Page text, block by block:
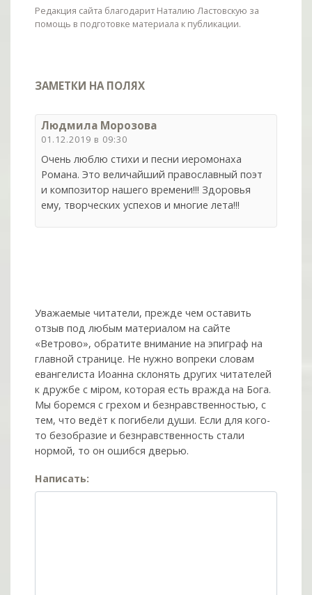
Редакция сайта благодарит Наталию Ластовскую за
помощь в подготовке материала к публикации.
ЗАМЕТКИ НА ПОЛЯХ
Людмила Морозова
01.12.2019 в 09:30
Очень люблю стихи и песни иеромонаха
Романа. Это величайший православный поэт
и композитор нашего времени!!! Здоровья
ему, творческих успехов и многие лета!!!
Уважаемые читатели, прежде чем оставить
отзыв под любым материалом на сайте
«Ветрово», обратите внимание на эпиграф на
главной странице. Не нужно вопреки словам
евангелиста Иоанна склонять других читателей
к дружбе с мiром, которая есть вражда на Бога.
Мы боремся с грехом и без­нрав­ствен­ностью, с
тем, что ведёт к погибели души. Если для кого-
то безобразие и безнравственность стали
нормой, то он ошибся дверью.
Написать: